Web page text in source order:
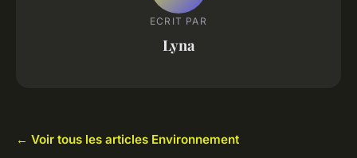
ECRIT PAR
Lyna
← Voir tous les articles Environnement